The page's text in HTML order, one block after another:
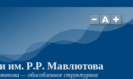
им. Р.Р. Мавлютова
— обособленное структурное